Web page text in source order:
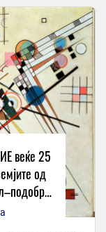
веќе 25
од